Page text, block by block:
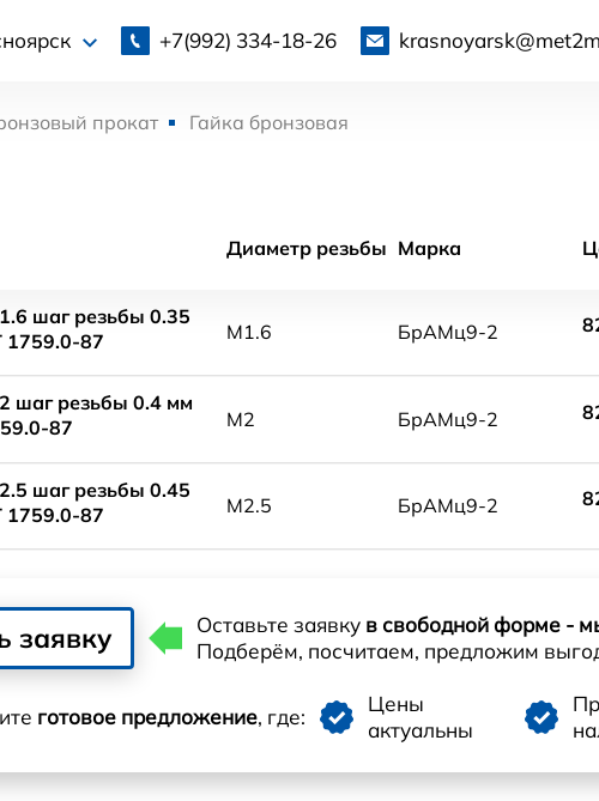
+7(992) 334-18-26
прокат Гайка бронзовая
Диаметр резьбы Марка
шаг резьбы 0.35
87
М1.6 БрАМц9-2
шаг резьбы 0.4 мм
87
М2 БрАМц9-2
шаг резьбы 0.45
87
М2.5 БрАМц9-2
заявку Оставьте заявку в свободной форме -
Подберём, посчитаем, предложим
готовое предложение, где:
Цены
актуальны